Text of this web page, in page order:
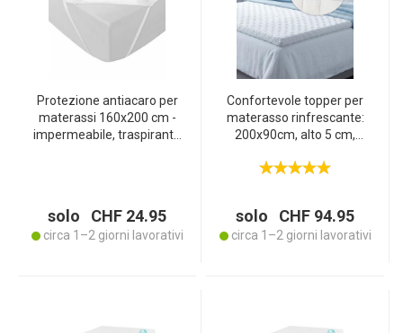
Protezione antiacaro per
materassi 160x200 cm -
impermeabile, traspirante
solo CHF 24.95
circa 1–2 giorni lavorativi
Confortevole topper per
materasso rinfrescante:
200x90cm, alto 5 cm,
schiuma di gel a memoria
solo CHF 94.95
circa 1–2 giorni lavorativi